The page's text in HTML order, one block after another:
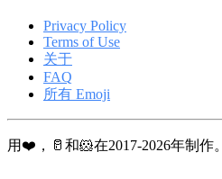
Privacy Policy
Terms of Use
关于
FAQ
所有 Emoji
用❤️，🥛和🐹在2017-2026年制作。